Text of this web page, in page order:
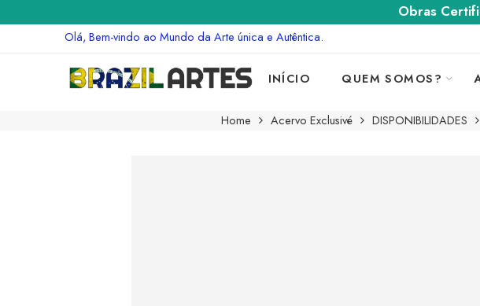
Obras
Olá, Bem-vindo ao Mundo da Arte única e Autêntica.
INÍCIO QUEM SOMOS?
Home Acervo Exclusivé DISPONIBILIDADES